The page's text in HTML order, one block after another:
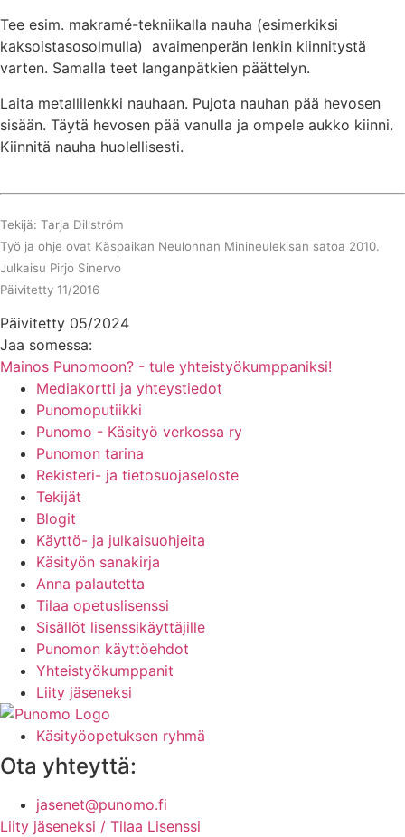
Tee esim. makramé-tekniikalla nauha (esimerkiksi
kaksoistasosolmulla) avaimenperän lenkin kiinnitystä
varten. Samalla teet langanpätkien päättelyn.
Laita metallilenkki nauhaan. Pujota nauhan pää hevosen
sisään. Täytä hevosen pää vanulla ja ompele aukko kiinni.
Kiinnitä nauha huolellisesti.
Tekijä: Tarja Dillström
Työ ja ohje ovat Käspaikan Neulonnan Minineulekisan satoa 2010.
Julkaisu Pirjo Sinervo
Päivitetty 11/2016
Päivitetty 05/2024
Jaa somessa:
Mainos Punomoon? - tule yhteistyökumppaniksi!
Mediakortti ja yhteystiedot
Punomoputiikki
Punomo - Käsityö verkossa ry
Punomon tarina
Rekisteri- ja tietosuojaseloste
Tekijät
Blogit
Käyttö- ja julkaisuohjeita
Käsityön sanakirja
Anna palautetta
Tilaa opetuslisenssi
Sisällöt lisenssikäyttäjille
Punomon käyttöehdot
Yhteistyökumppanit
Liity jäseneksi
Käsityöopetuksen ryhmä
Ota yhteyttä:
jasenet@punomo.fi
Liity jäseneksi / Tilaa Lisenssi